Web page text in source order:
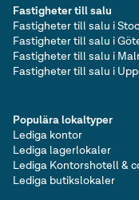
Populära lokaltyper
Lediga kontor
Lediga lagerlokaler
Lediga Kontorshotell &
Lediga butikslokaler
Fastigheter till salu
Fastigheter till salu i
Fastigheter till salu i
Fastigheter till salu i
Fastigheter till salu i